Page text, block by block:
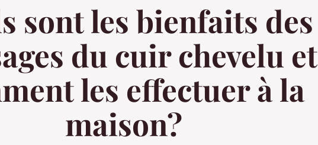
sont les bienfaits des
du cuir chevelu et
les effectuer à la
maison?